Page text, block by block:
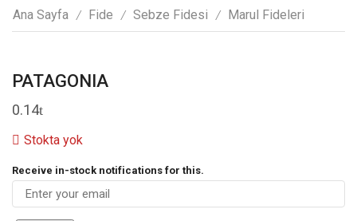
Ana Sayfa / Fide / Sebze Fidesi / Marul Fideleri
PATAGONIA
0.14
Stokta yok
Receive in-stock notifications for this.